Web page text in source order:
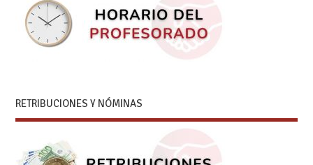
RETRIBUCIONES Y NÓMINAS